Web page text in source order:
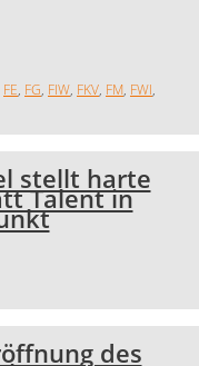
FE, FG, FIW, FKV, FM, FWI,
stellt harte
Talent in
des